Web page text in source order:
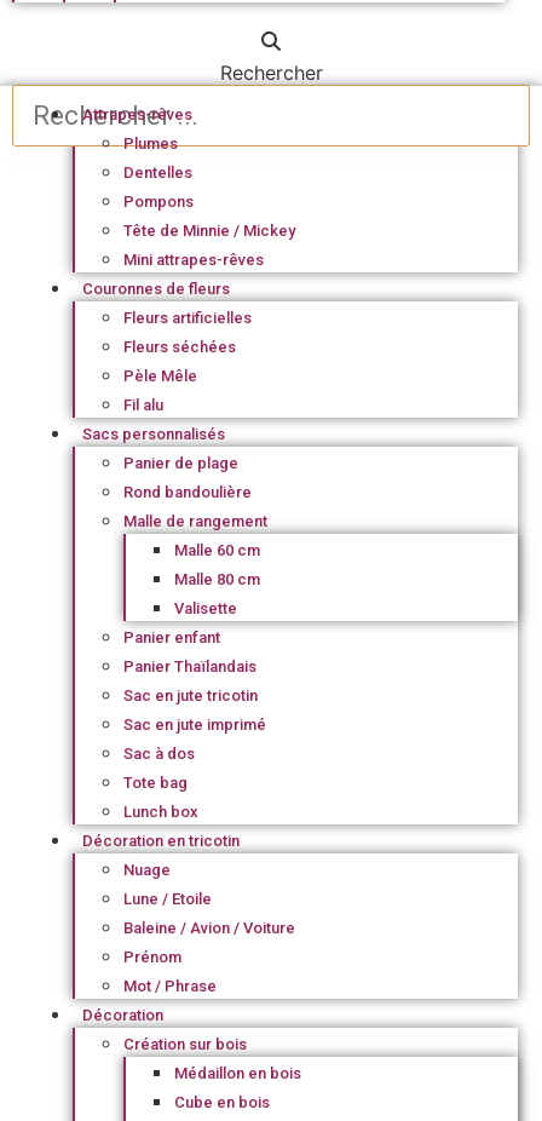
Rechercher
Attrapes-rêves
Plumes
Dentelles
Pompons
Tête de Minnie / Mickey
Mini attrapes-rêves
Couronnes de fleurs
Fleurs artificielles
Fleurs séchées
Pèle Mêle
Fil alu
Sacs personnalisés
Panier de plage
Rond bandoulière
Malle de rangement
Malle 60 cm
Malle 80 cm
Valisette
Panier enfant
Panier Thaïlandais
Sac en jute tricotin
Sac en jute imprimé
Sac à dos
Tote bag
Lunch box
Décoration en tricotin
Nuage
Lune / Etoile
Baleine / Avion / Voiture
Prénom
Mot / Phrase
Décoration
Création sur bois
Médaillon en bois
Cube en bois